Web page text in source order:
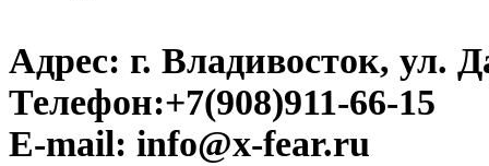
Адрес: г. Владивосток, ул.
Телефон:+7(908)911-66-15
E-mail: info@x-fear.ru